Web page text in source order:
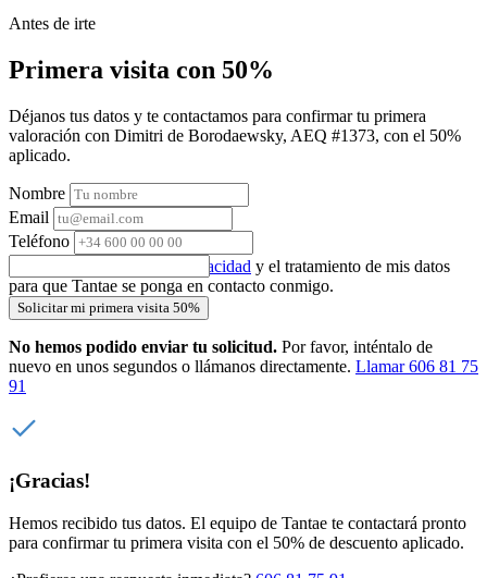
Antes de irte
Primera visita con 50%
Déjanos tus datos y te contactamos para confirmar tu primera
valoración con Dimitri de Borodaewsky, AEQ #1373, con el 50%
aplicado.
Nombre
Email
Teléfono
política de privacidad y el tratamiento de mis datos
para que Tantae se ponga en contacto conmigo.
Solicitar mi primera visita 50%
No hemos podido enviar tu solicitud. Por favor, inténtalo de
nuevo en unos segundos o llámanos directamente. Llamar 606 81 75
91
¡Gracias!
Hemos recibido tus datos. El equipo de Tantae te contactará pronto
para confirmar tu primera visita con el 50% de descuento aplicado.